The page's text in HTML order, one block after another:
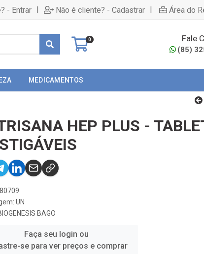
- Entrar | Não é cliente? - Cadastrar | Área do
0 Fale
(85)
MEDICAMENTOS
HEP PLUS -
UN
BAGO
Faça seu login ou
se para ver preços e comprar